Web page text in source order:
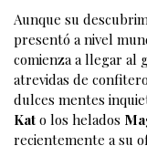
Aunque su
presentó a nivel
comienza a llegar al
atrevidas de
dulces mentes
Kat o los helados
recientemente a su